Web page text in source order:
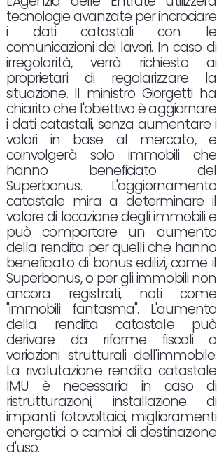
tecnologie avanzate per incrociare
i dati catastali con le
comunicazioni dei lavori. In caso di
irregolarità, verrà richiesto ai
proprietari di regolarizzare la
situazione. Il ministro Giorgetti ha
chiarito che l'obiettivo è aggiornare
i dati catastali, senza aumentare i
valori in base al mercato, e
coinvolgerà solo immobili che
hanno beneficiato del
Superbonus. L'aggiornamento
catastale mira a determinare il
valore di locazione degli immobili e
può comportare un aumento
della rendita per quelli che hanno
beneficiato di bonus edilizi, come il
Superbonus, o per gli immobili non
ancora registrati, noti come
"immobili fantasma". L'aumento
della rendita catastale può
derivare da riforme fiscali o
variazioni strutturali dell'immobile.
La rivalutazione rendita catastale
IMU è necessaria in caso di
ristrutturazioni, installazione di
impianti fotovoltaici, miglioramenti
energetici o cambi di destinazione
d'uso.